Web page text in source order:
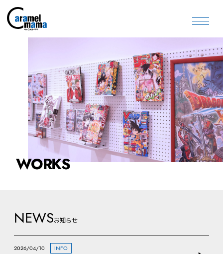
WORKS
NEWSお知らせ
2026/04/10 INFO